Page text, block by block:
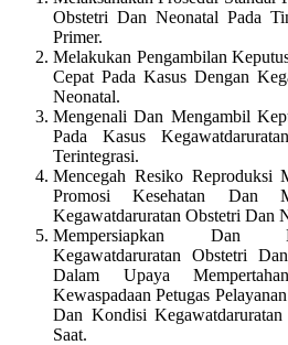
Obstetri Dan Neonatal Pada
Primer.
Melakukan Pengambilan
Cepat Pada Kasus Dengan
Neonatal.
Mengenali Dan Mengambil
Pada Kasus
Terintegrasi.
Mencegah Resiko Reproduksi
Promosi Kesehatan Dan
Kegawatdaruratan Obstetri Dan
Mempersiapkan Dan
Kegawatdaruratan Obstetri
Dalam Upaya
Kewaspadaan Petugas
Dan Kondisi
Saat.